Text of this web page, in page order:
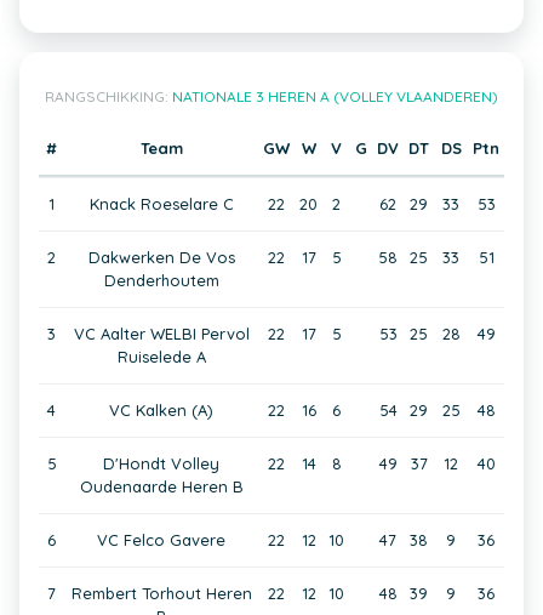
RANGSCHIKKING: NATIONALE 3 HEREN A (VOLLEY VLAANDEREN)
# Team GW W V G DV DT DS Ptn
1 Knack Roeselare C 22 20 2 62 29 33 53
2
Dakwerken De Vos
Denderhoutem
22 17 5 58 25 33 51
3
VC Aalter WELBI Pervol
Ruiselede A
22 17 5 53 25 28 49
4 VC Kalken (A) 22 16 6 54 29 25 48
5
D'Hondt Volley
Oudenaarde Heren B
22 14 8 49 37 12 40
6 VC Felco Gavere 22 12 10 47 38 9 36
7
Rembert Torhout Heren
22 12 10 48 39 9 36